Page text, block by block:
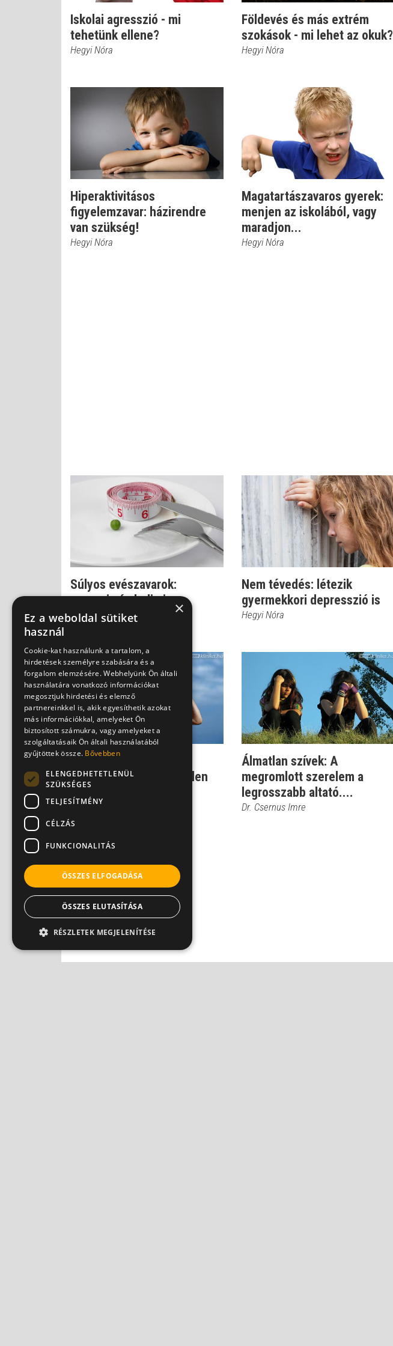
Iskolai agresszió - mi
tehetünk ellene?
Hegyi Nóra
Földevés és más extrém
szokások - mi lehet az okuk?
Hegyi Nóra
Hiperaktivitásos
figyelemzavar: házirendre
van szükség!
Hegyi Nóra
Magatartászavaros gyerek:
menjen az iskolából, vagy
maradjon...
Hegyi Nóra
Súlyos evészavarok:
anorexia és bulimia
Hegyi Nóra
Nem tévedés: létezik
gyermekkori depresszió is
Hegyi Nóra
Törékeny bizalom: mit
tegyünk, ha kezelhetetlen
lesz a kamas...
Dr. Ormay István
Álmatlan szívek: A
megromlott szerelem a
legrosszabb altató....
Dr. Csernus Imre
×
Ez a weboldal sütiket
használ
Cookie-kat használunk a tartalom, a
hirdetések személyre szabására és a
forgalom elemzésére. Webhelyünk Ön általi
használatára vonatkozó információkat
megosztjuk hirdetési és elemző
partnereinkkel is, akik egyesíthetik azokat
más információkkal, amelyeket Ön
biztosított számukra, vagy amelyeket a
szolgáltatásaik Ön általi használatából
gyűjtöttek össze. Bővebben
ELENGEDHETETLENÜL
SZÜKSÉGES
TELJESÍTMÉNY
CÉLZÁS
FUNKCIONALITÁS
ÖSSZES ELFOGADÁSA
ÖSSZES ELUTASÍTÁSA
RÉSZLETEK MEGJELENÍTÉSE